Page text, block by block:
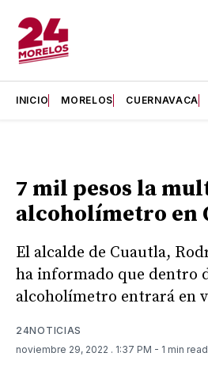
INICIO MORELOS CUERNAVACA
7 mil pesos la
alcoholímetro en
El alcalde de Cuautla,
ha informado que dentro
alcoholímetro entrará en
24NOTICIAS
noviembre 29, 2022 . 1:37 PM - 1 min read